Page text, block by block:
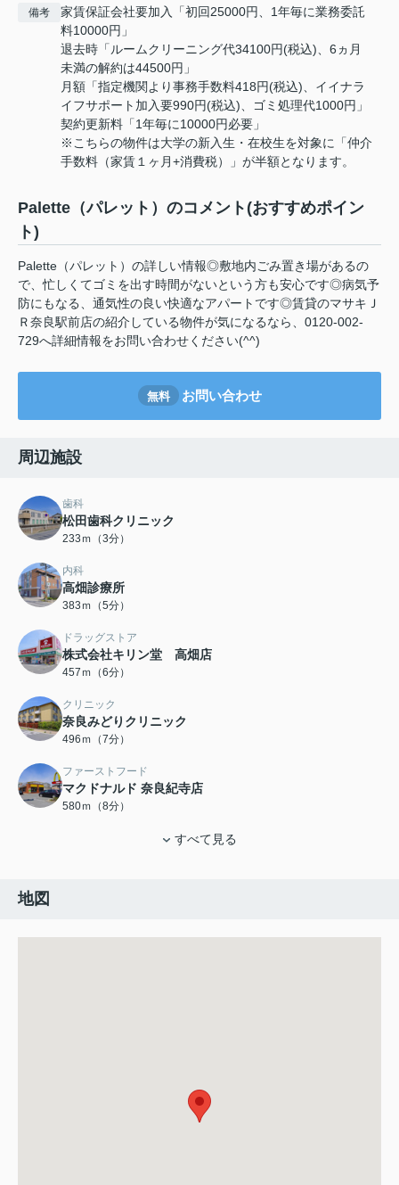
備考
家賃保証会社要加入「初回25000円、1年毎に業務委託
料10000円」
退去時「ルームクリーニング代34100円(税込)、6ヵ月
未満の解約は44500円」
月額「指定機関より事務手数料418円(税込)、イイナラ
イフサポート加入要990円(税込)、ゴミ処理代1000円」
契約更新料「1年毎に10000円必要」
※こちらの物件は大学の新入生・在校生を対象に「仲介
手数料（家賃１ヶ月+消費税）」が半額となります。
Palette（パレット）のコメント(おすすめポイン
ト)
Palette（パレット）の詳しい情報◎敷地内ごみ置き場があるの
で、忙しくてゴミを出す時間がないという方も安心です◎病気予
防にもなる、通気性の良い快適なアパートです◎賃貸のマサキＪ
Ｒ奈良駅前店の紹介している物件が気になるなら、0120-002-
729へ詳細情報をお問い合わせください(^^)
無料 お問い合わせ
周辺施設
歯科
松田歯科クリニック
233ｍ（3分）
内科
高畑診療所
383ｍ（5分）
ドラッグストア
株式会社キリン堂 高畑店
457ｍ（6分）
クリニック
奈良みどりクリニック
496ｍ（7分）
ファーストフード
マクドナルド 奈良紀寺店
580ｍ（8分）
すべて見る
地図